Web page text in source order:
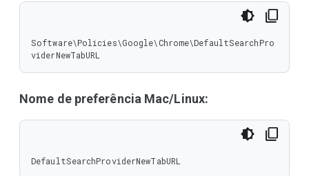
Software\Policies\Google\Chrome\DefaultSearchPro
viderNewTabURL
Nome de preferência Mac/Linux:
DefaultSearchProviderNewTabURL